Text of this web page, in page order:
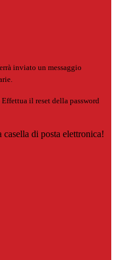
inviato un messaggio
il reset della password
di posta elettronica!